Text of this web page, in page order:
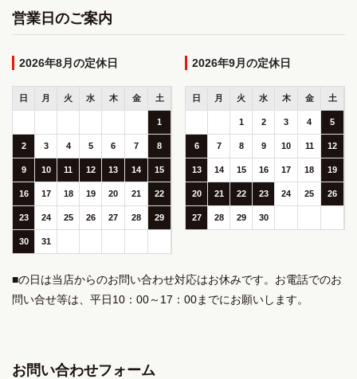
営業日のご案内
2026年8月
日 月 火 水 木 金 土
1
2 3 4 5 6 7 8
9 10 11 12 13 14 15
16 17 18 19 20 21 22
23 24 25 26 27 28 29
30 31
2026年9月
日 月 火 水 木 金 土
1 2 3 4 5
6 7 8 9 10 11 12
13 14 15 16 17 18 19
20 21 22 23 24 25 26
27 28 29 30
■の日は当店からのお問い合わせ対応はお休みです。お電話でのお
問い合せ等は、平日10：00～17：00までにお願いします。
お問い合わせフォーム